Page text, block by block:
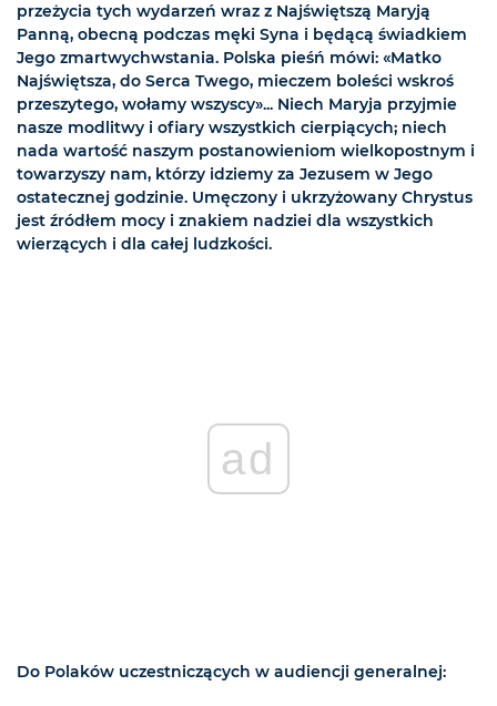
przeżycia tych wydarzeń wraz z Najświętszą Maryją
Panną, obecną podczas męki Syna i będącą świadkiem
Jego zmartwychwstania. Polska pieśń mówi: «Matko
Najświętsza, do Serca Twego, mieczem boleści wskroś
przeszytego, wołamy wszyscy»... Niech Maryja przyjmie
nasze modlitwy i ofiary wszystkich cierpiących; niech
nada wartość naszym postanowieniom wielkopostnym i
towarzyszy nam, którzy idziemy za Jezusem w Jego
ostatecznej godzinie. Umęczony i ukrzyżowany Chrystus
jest źródłem mocy i znakiem nadziei dla wszystkich
wierzących i dla całej ludzkości.
ad
Do Polaków uczestniczących w audiencji generalnej: